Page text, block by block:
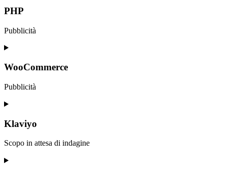
service
adsense
PHP
Pubblicità
Consent
service
WooCommerce
Pubblicità
Consent
service
woocommerce
Klaviyo
Scopo in attesa di indagine
Consent